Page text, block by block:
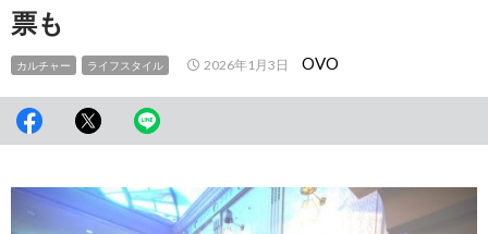
票も
カルチャー ライフスタイル 2026年1月3日 OVO